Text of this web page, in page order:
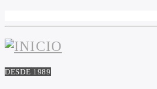
DESDE 1989